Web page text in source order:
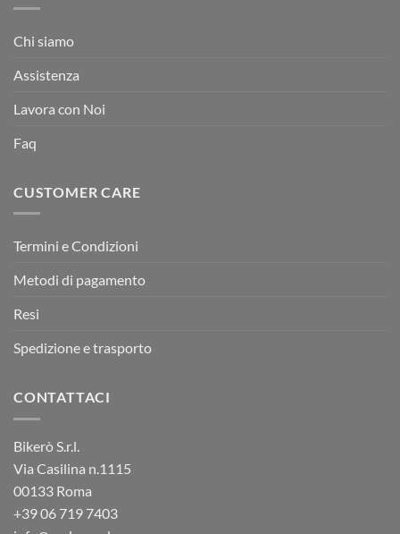
Chi siamo
Assistenza
Lavora con Noi
Faq
CUSTOMER CARE
Termini e Condizioni
Metodi di pagamento
Resi
Spedizione e trasporto
CONTATTACI
Bikerò S.r.l.
Via Casilina n.1115
00133 Roma
+3906 719 7403